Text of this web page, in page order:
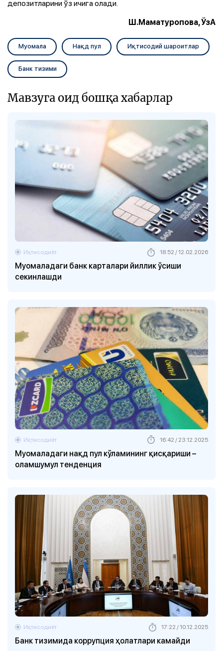
депозитларини ўз ичига олади.
Ш.Маматуропова, ЎзА
Муомала Нақд пул Иқтисодий шароитлар
Банк тизими
Мавзуга оид бошқа хабарлар
Муомаладаги банк карталари йиллик ўсиши
секинлашди
Иқтисодиёт 18:52 / 12.02.2026
Муомаладаги нақд пул кўламининг қисқариши –
оламшумул тенденция
Иқтисодиёт 16:42 / 23.12.2025
Банк тизимида коррупция ҳолатлари камайди
Иқтисодиёт 17:22 / 10.12.2025